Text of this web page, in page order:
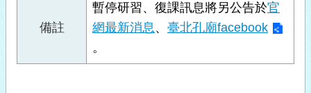
備註
暫停研習、復課訊息將另公告於官
網最新消息、 臺北孔廟facebook
。